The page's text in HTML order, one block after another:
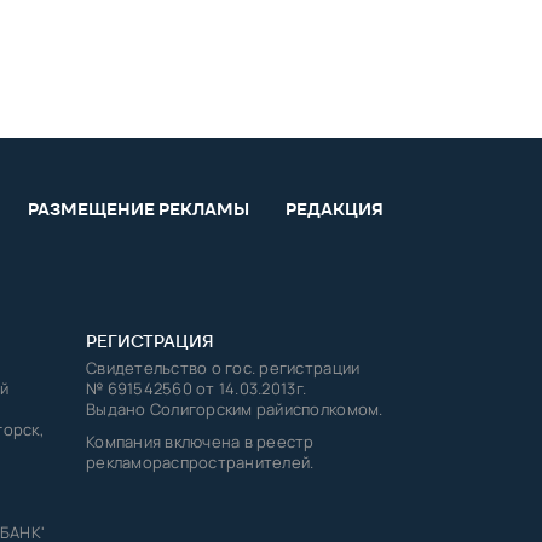
РАЗМЕЩЕНИЕ РЕКЛАМЫ РЕДАКЦИЯ
РЕГИСТРАЦИЯ
Свидетельство о гос. регистрации
№ 691542560 от 14.03.2013г.
Выдано Солигорским райисполкомом.
Компания включена в реестр
рекламораспространителей.